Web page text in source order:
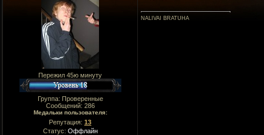
Пережил 45ю минуту
Группа: Проверенные
Сообщений: 286
Медальки пользователя:
Репутация: 13
Статус: Оффлайн
NALIVAI BRATUHA